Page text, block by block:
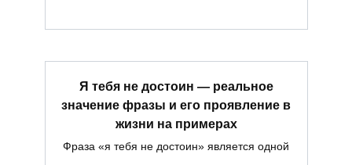
Я тебя не достоин — реальное
значение фразы и его проявление в
жизни на примерах
Фраза «я тебя не достоин» является одной